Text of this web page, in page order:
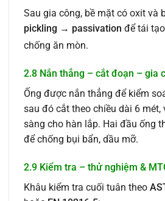
Sau gia công, bề mặt có oxit và
pickling → passivation để tái
chống ăn mòn.
2.8 Nắn thẳng – cắt đoạn – gia
Ống được nắn thẳng để kiểm
sau đó cắt theo chiều dài 6 mét,
sàng cho hàn lắp. Hai đầu ống
để chống bụi bẩn, dầu mỡ.
2.9 Kiểm tra – thử nghiệm &
Khâu kiểm tra cuối tuân theo